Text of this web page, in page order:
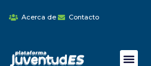
Acerca de Contacto